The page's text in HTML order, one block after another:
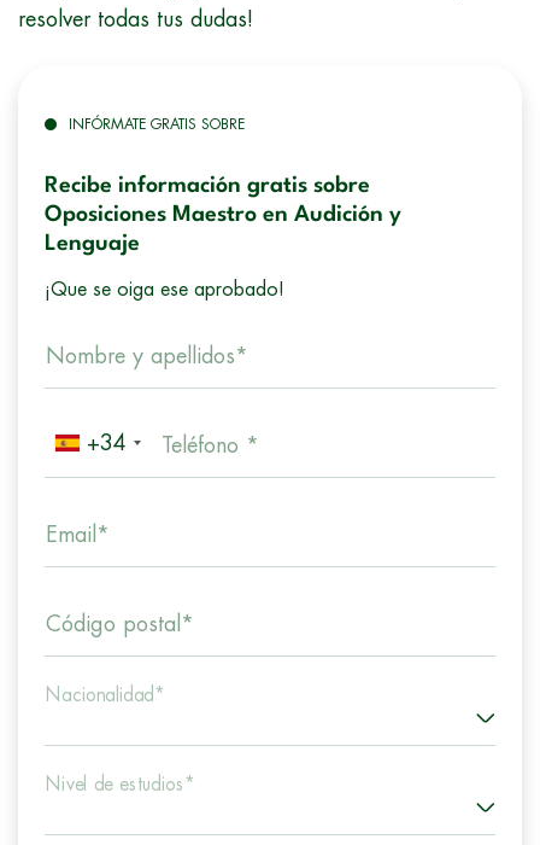
resolver todas tus dudas!
INFÓRMATE GRATIS SOBRE
Recibe información gratis sobre
Oposiciones Maestro en Audición y
Lenguaje
¡Que se oiga ese aprobado!
Nombre y apellidos*
+34 Teléfono *
Email*
Código postal*
Nacionalidad*
Nivel de estudios*